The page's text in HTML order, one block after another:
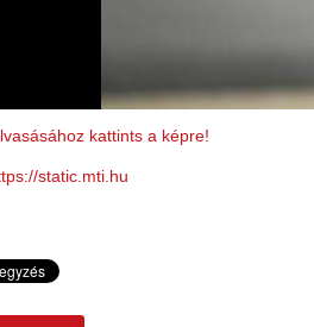
kattints a képre!
static.mti.hu